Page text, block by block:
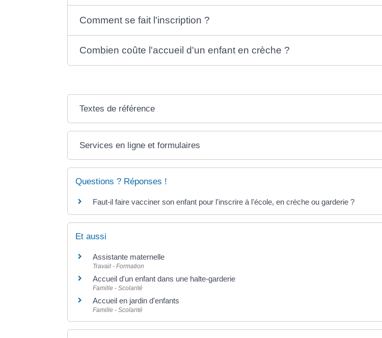
Comment se fait l'inscription ?
Combien coûte l'accueil d'un enfant en crèche ?
Textes de référence
Services en ligne et formulaires
Questions ? Réponses !
Faut-il faire vacciner son enfant pour l'inscrire à l'école, en crèche ou garderie ?
Et aussi
Assistante maternelle
Travail - Formation
Accueil d'un enfant dans une halte-garderie
Famille - Scolarité
Accueil en jardin d'enfants
Famille - Scolarité